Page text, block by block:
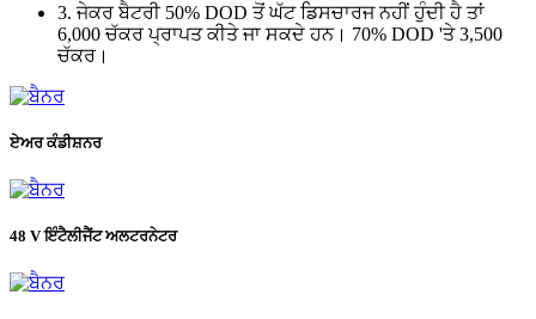
3. ਜੇਕਰ ਬੈਟਰੀ 50% DOD ਤੋਂ ਘੱਟ ਡਿਸਚਾਰਜ ਨਹੀਂ ਹੁੰਦੀ ਹੈ ਤਾਂ
6,000 ਚੱਕਰ ਪ੍ਰਾਪਤ ਕੀਤੇ ਜਾ ਸਕਦੇ ਹਨ। 70% DOD 'ਤੇ 3,500
ਚੱਕਰ।
ਏਅਰ ਕੰਡੀਸ਼ਨਰ
48 V ਇੰਟੈਲੀਜੈਂਟ ਅਲਟਰਨੇਟਰ